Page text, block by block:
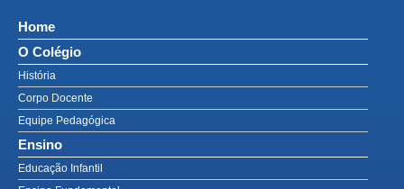
Home
O Colégio
História
Corpo Docente
Equipe Pedagógica
Ensino
Educação Infantil